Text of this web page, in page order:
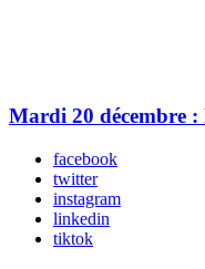
Mardi 20 décembre
facebook
twitter
instagram
linkedin
tiktok